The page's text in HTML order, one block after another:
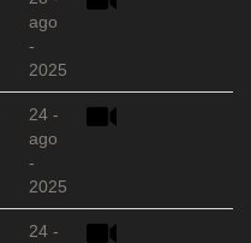
ago
-
2025
24 -
ago
-
2025
24 -